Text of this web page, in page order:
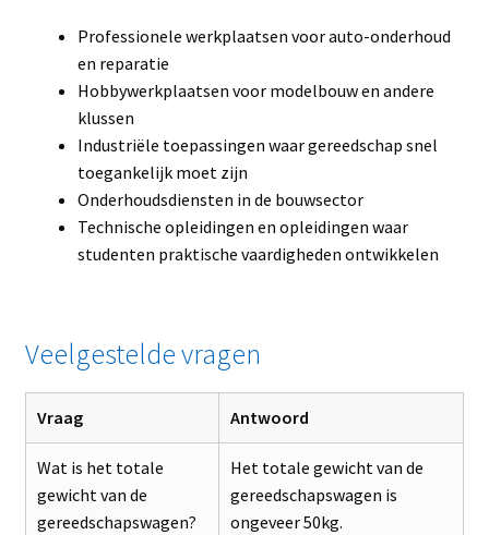
Professionele werkplaatsen voor auto-onderhoud
en reparatie
Hobbywerkplaatsen voor modelbouw en andere
klussen
Industriële toepassingen waar gereedschap snel
toegankelijk moet zijn
Onderhoudsdiensten in de bouwsector
Technische opleidingen en opleidingen waar
studenten praktische vaardigheden ontwikkelen
Veelgestelde vragen
Vraag Antwoord
Wat is het totale
gewicht van de
gereedschapswagen?
Het totale gewicht van de
gereedschapswagen is
ongeveer 50kg.